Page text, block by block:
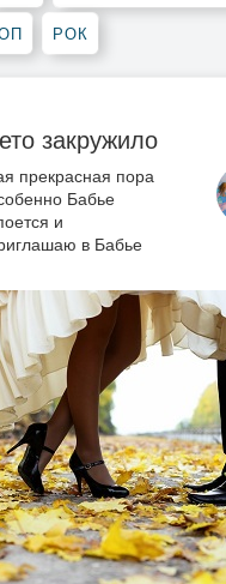
РОК
закружило
прекрасная пора
Бабье
и
в Бабье